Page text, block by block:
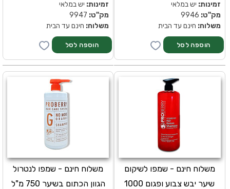
זמינות: יש במלאי
מק''ט:
משלוח: חינם עד הבית
זמינות: יש במלאי
מק''ט:
משלוח: חינם עד הבית
משלוח חינם - שמפו לנטרול
הגוון הכתום בשיער 750 מ"ל
משלוח חינם - שמפו לשיקום
שיער יבש צבוע ופגום 1000